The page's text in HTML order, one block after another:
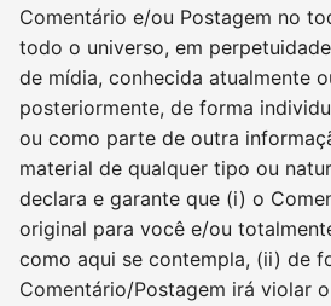
Comentário e/ou Postagem no
todo o universo, em
de mídia, conhecida atualmente
posteriormente, de forma
ou como parte de outra
material de qualquer tipo ou
declara e garante que (i) o
original para você e/ou
como aqui se contempla, (ii) de
Comentário/Postagem irá violar